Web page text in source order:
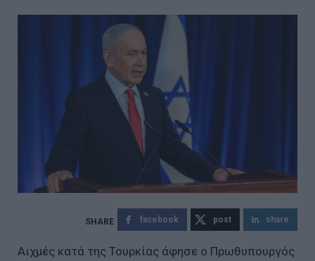
facebook post share
Αιχμές κατά της Τουρκίας άφησε ο Πρωθυπουργός